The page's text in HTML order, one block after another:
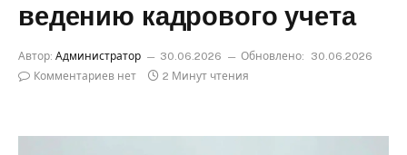
ведению кадрового учета
Автор: Администратор 30.06.2026 Обновлено:
30.06.2026
Комментариев нет
2 Минут чтения